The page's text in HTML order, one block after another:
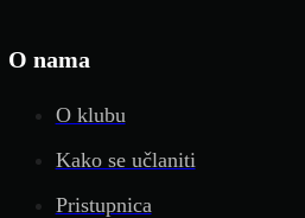
O nama
O klubu
Kako se učlaniti
Pristupnica